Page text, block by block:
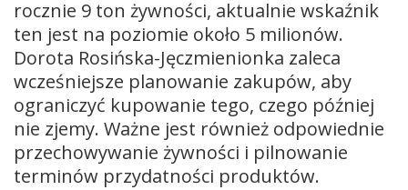
rocznie 9 ton żywności, aktualnie wskaźnik
ten jest na poziomie około 5 milionów.
Dorota Rosińska-Jęczmienionka zaleca
wcześniejsze planowanie zakupów, aby
ograniczyć kupowanie tego, czego później
nie zjemy. Ważne jest również odpowiednie
przechowywanie żywności i pilnowanie
terminów przydatności produktów.